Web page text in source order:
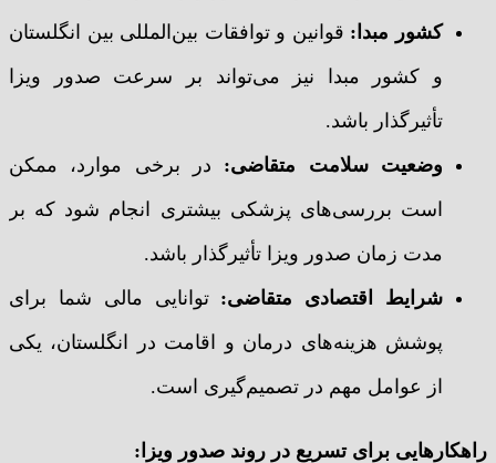
کشور مبدا : قوانین و توافقات بین‌المللی بین انگلستان
و کشور مبدا نیز می‌تواند بر سرعت صدور ویزا
تأثیرگذار باشد.
وضعیت سلامت متقاضی: در برخی موارد، ممکن
است بررسی‌های پزشکی بیشتری انجام شود که بر
مدت زمان صدور ویزا تأثیرگذار باشد.
شرایط اقتصادی متقاضی:توانایی مالی شما برای
پوشش هزینه‌های درمان و اقامت در انگلستان، یکی
از عوامل مهم در تصمیم‌گیری است.
راهکارهایی برای تسریع در روند صدور ویزا :